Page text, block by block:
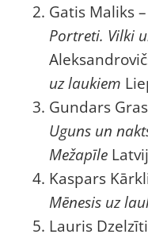
Gatis Maliks
Portreti. Vilki
uz laukiem
Gundars
Uguns un
Mežapīle
Kaspars
Mēnesis uz
Lauris